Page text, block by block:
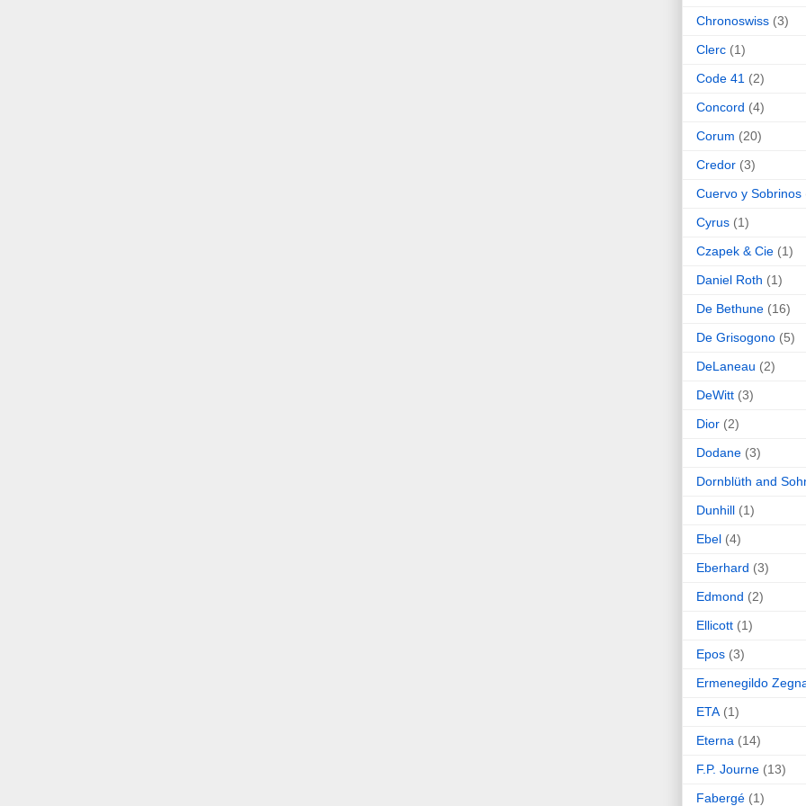
Chronoswiss (3)
Clerc (1)
Code 41 (2)
Concord (4)
Corum (20)
Credor (3)
Cuervo y Sobrinos
Cyrus (1)
Czapek & Cie (1)
Daniel Roth (1)
De Bethune (16)
De Grisogono (5)
DeLaneau (2)
DeWitt (3)
Dior (2)
Dodane (3)
Dornblüth and
Dunhill (1)
Ebel (4)
Eberhard (3)
Edmond (2)
Ellicott (1)
Epos (3)
Ermenegildo
ETA (1)
Eterna (14)
F.P. Journe (13)
Fabergé (1)